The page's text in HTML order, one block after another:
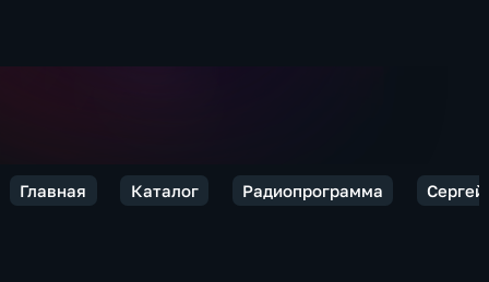
Главная Каталог Радиопрограмма Сергей